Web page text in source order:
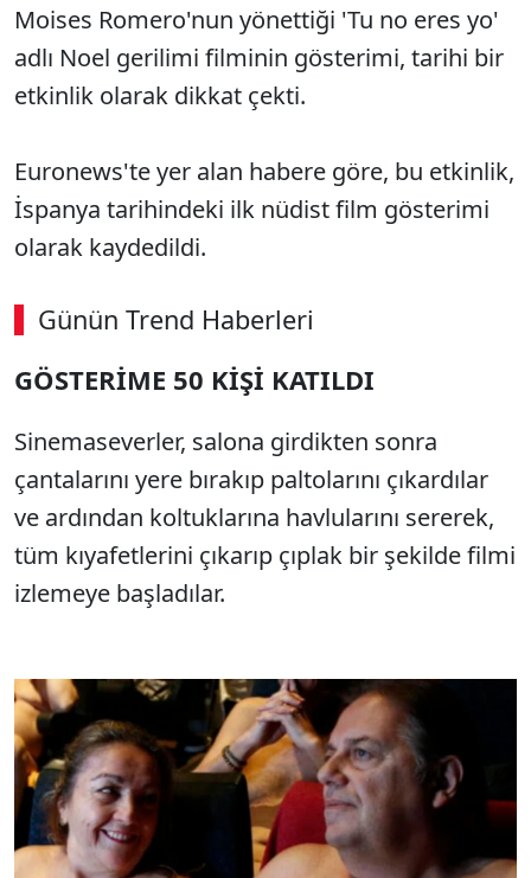
Moises Romero'nun yönettiği 'Tu no eres yo'
adlı Noel gerilimi filminin gösterimi, tarihi bir
etkinlik olarak dikkat çekti.
Euronews'te yer alan habere göre, bu etkinlik,
İspanya tarihindeki ilk nüdist film gösterimi
olarak kaydedildi.
Günün Trend Haberleri
GÖSTERİME 50 KİŞİ KATILDI
Sinemaseverler, salona girdikten sonra
çantalarını yere bırakıp paltolarını çıkardılar
ve ardından koltuklarına havlularını sererek,
tüm kıyafetlerini çıkarıp çıplak bir şekilde filmi
izlemeye başladılar.